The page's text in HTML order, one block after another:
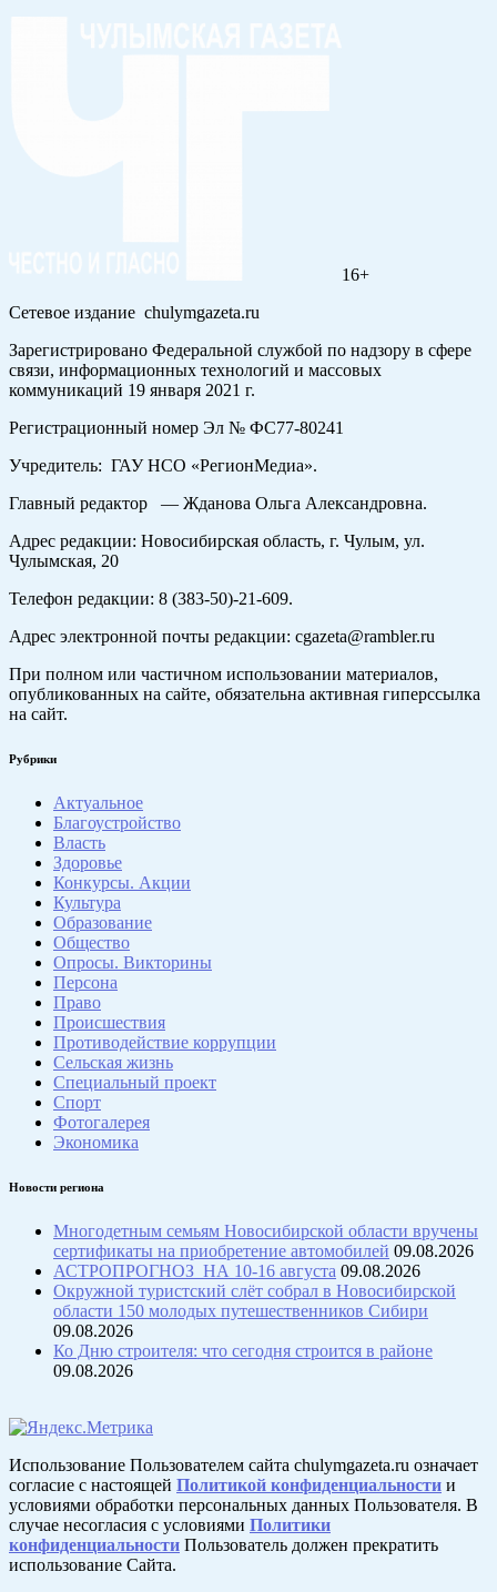
16+
Сетевое издание chulymgazeta.ru
Зарегистрировано Федеральной службой по надзору в сфере
связи, информационных технологий и массовых
коммуникаций 19 января 2021 г.
Регистрационный номер Эл № ФС77-80241
Учредитель: ГАУ НСО «РегионМедиа».
Главный редактор — Жданова Ольга Александровна.
Адрес редакции: Новосибирская область, г. Чулым, ул.
Чулымская, 20
Телефон редакции: 8 (383-50)-21-609.
Адрес электронной почты редакции: cgazeta@rambler.ru
При полном или частичном использовании материалов,
опубликованных на сайте, обязательна активная гиперссылка
на сайт.
Рубрики
Актуальное
Благоустройство
Власть
Здоровье
Конкурсы. Акции
Культура
Образование
Общество
Опросы. Викторины
Персона
Право
Происшествия
Противодействие коррупции
Сельская жизнь
Специальный проект
Спорт
Фотогалерея
Экономика
Новости региона
Многодетным семьям Новосибирской области вручены
сертификаты на приобретение автомобилей 09.08.2026
АСТРОПРОГНОЗ НА 10-16 августа 09.08.2026
Окружной туристский слёт собрал в Новосибирской
области 150 молодых путешественников Сибири
09.08.2026
Ко Дню строителя: что сегодня строится в районе
09.08.2026
Использование Пользователем сайта chulymgazeta.ru означает
согласие с настоящей Политикой конфиденциальности и
условиями обработки персональных данных Пользователя. В
случае несогласия с условиями Политики
конфиденциальности Пользователь должен прекратить
использование Сайта.